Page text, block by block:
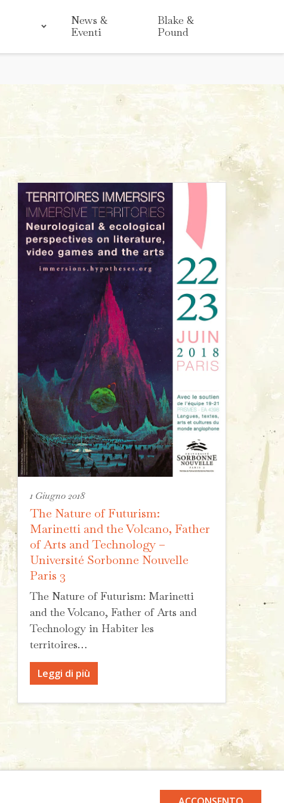
News &
Eventi
Blake &
Pound
1 Giugno 2018
The Nature of Futurism:
Marinetti and the Volcano, Father
of Arts and Technology –
Université Sorbonne Nouvelle
Paris 3
The Nature of Futurism: Marinetti
and the Volcano, Father of Arts and
Technology in Habiter les
territoires…
Leggi di più